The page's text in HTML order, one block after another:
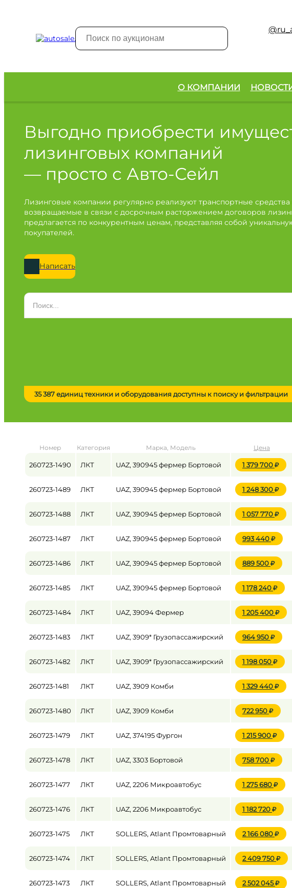
О КОМПАНИИ
Выгодно приобрести
лизинговых компаний
— просто с Авто-Сейл
Лизинговые компании регулярно реализуют транспортные
возвращаемые в связи с досрочным расторжением договоров
предлагается по конкурентным ценам, представляя собой
покупателей.
Написать
Сначала выберите марку
Город / регион
от
Цена
35 387 единиц техники и оборудования доступны к поиску и фильтрации
Номер Категория Марка, Модель Цена
260723-1490 ЛКТ UAZ, 390945 фермер Бортовой 1 379 700
260723-1489 ЛКТ UAZ, 390945 фермер Бортовой 1 248 300
260723-1488 ЛКТ UAZ, 390945 фермер Бортовой 1 057 770
260723-1487 ЛКТ UAZ, 390945 фермер Бортовой 993 440
260723-1486 ЛКТ UAZ, 390945 фермер Бортовой 889 500
260723-1485 ЛКТ UAZ, 390945 фермер Бортовой 1 178 240
260723-1484 ЛКТ UAZ, 39094 Фермер 1 205 400
260723-1483 ЛКТ UAZ, 3909* Грузопассажирский 964 950
260723-1482 ЛКТ UAZ, 3909* Грузопассажирский 1 198 050
260723-1481 ЛКТ UAZ, 3909 Комби 1 329 440
260723-1480 ЛКТ UAZ, 3909 Комби 722 950
260723-1479 ЛКТ UAZ, 374195 Фургон 1 215 900
260723-1478 ЛКТ UAZ, 3303 Бортовой 758 700
260723-1477 ЛКТ UAZ, 2206 Микроавтобус 1 275 680
260723-1476 ЛКТ UAZ, 2206 Микроавтобус 1 182 720
260723-1475 ЛКТ SOLLERS, Atlant Промтоварный 2 166 080
260723-1474 ЛКТ SOLLERS, Atlant Промтоварный 2 409 750
260723-1473 ЛКТ SOLLERS, Atlant Промтоварный 2 502 045